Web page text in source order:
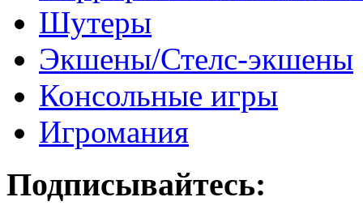
Шутеры
Экшены/Стелс-экшены
Консольные игры
Игромания
Подписывайтесь: